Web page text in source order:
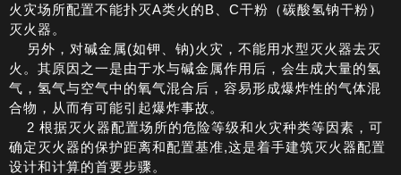
火灾场所配置不能扑灭A类火的B、C干粉（碳酸氢钠干粉）
灭火器。
另外，对碱金属(如钾、钠)火灾，不能用水型灭火器去灭
火。其原因之一是由于水与碱金属作用后，会生成大量的氢
气，氢气与空气中的氧气混合后，容易形成爆炸性的气体混
合物，从而有可能引起爆炸事故。
2 根据灭火器配置场所的危险等级和火灾种类等因素，可
确定灭火器的保护距离和配置基准,这是着手建筑灭火器配置
设计和计算的首要步骤。